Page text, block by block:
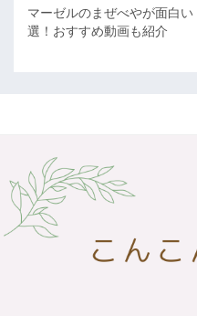
マーゼルのまぜべやが面白
選！おすすめ動画も紹介